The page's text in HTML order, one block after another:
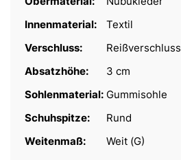
Innenmaterial:
Textil
Verschluss:
Reißverschluss
Absatzhöhe:
3 cm
Sohlenmaterial: Gummisohle
Schuhspitze:
Rund
Weitenmaß:
Weit (G)